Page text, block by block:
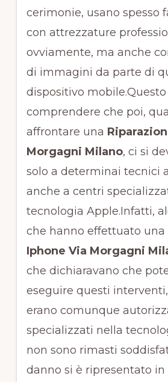
cerimonie, usano spesso
con attrezzature
ovviamente, ma anche
di immagini da parte di
dispositivo mobile.Questo
comprendere che poi,
affrontare una
Morgagni Milano, ci si
solo a determinai tecnici
anche a centri
tecnologia Apple.Infatti,
che hanno effettuato una
Iphone Via Morgagni
che dichiaravano che
eseguire questi
erano comunque
specializzati nella
non sono rimasti
danno si è ripresentato in